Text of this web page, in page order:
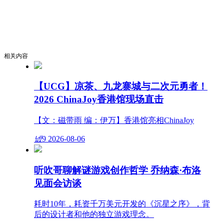
相关内容
【UCG】凉茶、九龙寨城与二次元勇者！
2026 ChinaJoy香港馆现场直击
【文：磁带雨 编：伊万】香港馆亮相ChinaJoy
넶9 2026-08-06
听吹哥聊解谜游戏创作哲学 乔纳森·布洛
见面会访谈
耗时10年，耗资千万美元开发的《沉星之序》，背
后的设计者和他的独立游戏理念。